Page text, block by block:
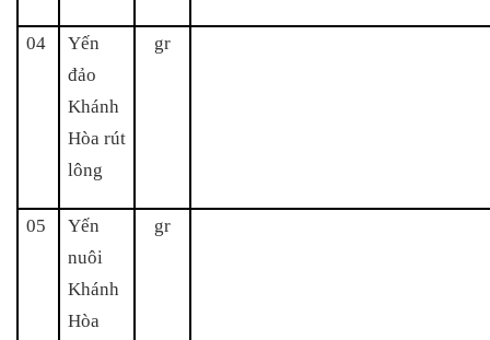
04
Yến
đảo
Khánh
Hòa rút
lông
gr
05
Yến
nuôi
Khánh
Hòa
gr